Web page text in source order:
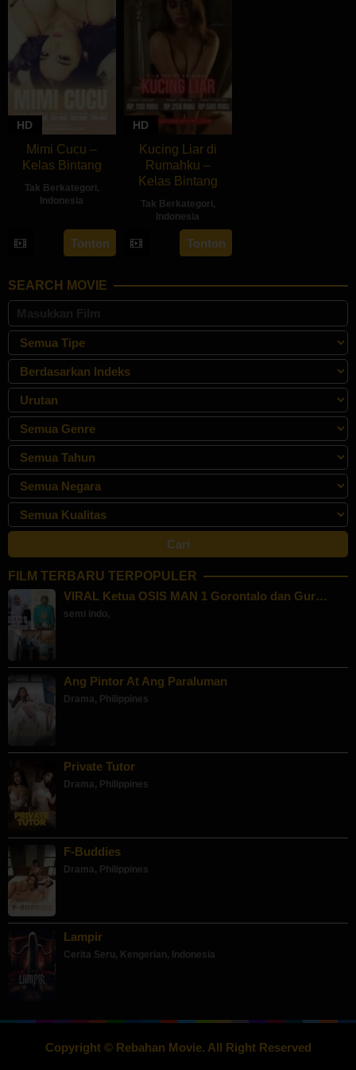
HD
Mimi Cucu –
Kelas Bintang
Tak Berkategori,
Indonesia
Tonton
HD
Kucing Liar di
Rumahku –
Kelas Bintang
Tak Berkategori,
Indonesia
Tonton
SEARCH MOVIE
FILM TERBARU TERPOPULER
VIRAL Ketua OSIS MAN 1 Gorontalo dan Gur…
semi indo,
Ang Pintor At Ang Paraluman
Drama, Philippines
Private Tutor
Drama, Philippines
F-Buddies
Drama, Philippines
Lampir
Cerita Seru, Kengerian, Indonesia
Copyright © Rebahan Movie. All Right Reserved